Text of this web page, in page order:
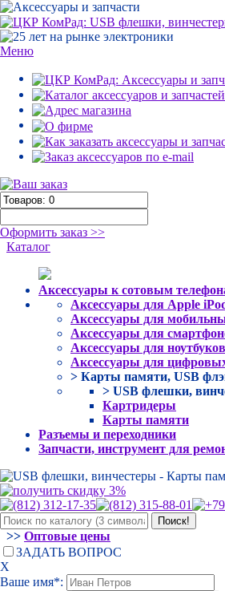
Меню
Оформить заказ >>
Каталог
Аксессуары к сотовым
Аксессуары для Apple
Аксессуары для
Аксессуары для
Аксессуары для
Аксессуары для
> Карты памяти, USB
> USB флешки,
Картридеры
Карты памяти
Разъемы и переходники
Запчасти, инструмент для
>> Оптовые цены
ЗАДАТЬ ВОПРОС
Х
Ваше имя*: